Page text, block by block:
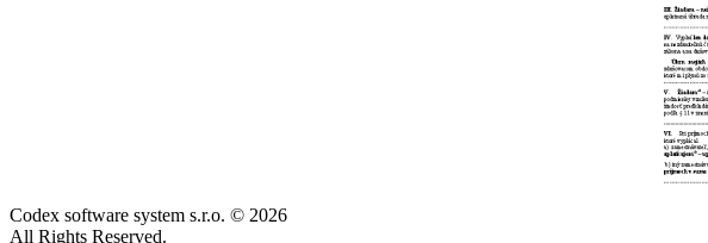
Codex software system s.r.o. © 2026
All Rights Reserved.